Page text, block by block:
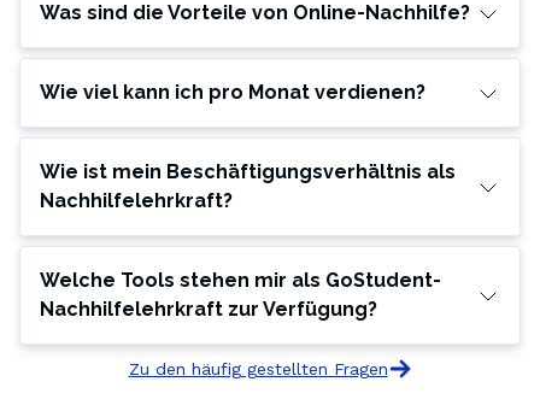
Was sind die Vorteile von Online-Nachhilfe?
Wie viel kann ich pro Monat verdienen?
Wie ist mein Beschäftigungsverhältnis als
Nachhilfelehrkraft?
Welche Tools stehen mir als GoStudent-
Nachhilfelehrkraft zur Verfügung?
Zu den häufig gestellten Fragen